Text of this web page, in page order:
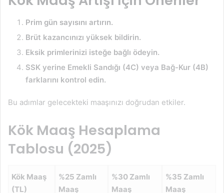
Prim gün sayısını artırın.
Brüt kazancınızı yüksek bildirin.
Eksik primlerinizi isteğe bağlı ödeyin.
SSK yerine Emekli Sandığı (4C) veya Bağ-Kur (4B)
farklarını kontrol edin.
Bu adımlar gelecekteki maaşınızı doğrudan etkiler.
Kök Maaş Hesaplama
Tablosu (2025)
Kök Maaş
(TL)
%25 Zamlı
Maaş
%30 Zamlı
Maaş
%35 Zamlı
Maaş